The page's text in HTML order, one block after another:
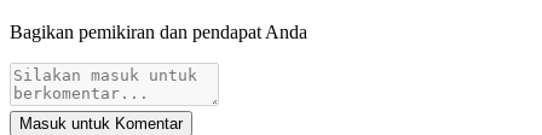
Bagikan pemikiran dan pendapat Anda
Masuk untuk Komentar